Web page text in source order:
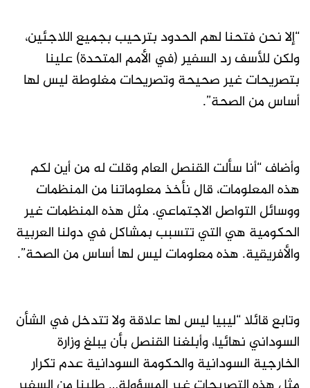
“إلا نحن فتحنا لهم الحدود بترحيب بجميع اللاجئين،
ولكن للأسف رد السفير (في الأمم المتحدة) علينا
بتصريحات غير صحيحة وتصريحات مغلوطة ليس لها
أساس من الصحة”.
وأضاف “أنا سألت القنصل العام وقلت له من أين لكم
هذه المعلومات، قال نأخذ معلوماتنا من المنظمات
ووسائل التواصل الاجتماعي. مثل هذه المنظمات غير
الحكومية هي التي تتسبب بمشاكل في دولنا العربية
والأفريقية. هذه معلومات ليس لها أساس من الصحة”.
وتابع قائلا “ليبيا ليس لها علاقة ولا تتدخل في الشأن
السوداني نهائيا، وأبلغنا القنصل بأن يبلغ وزارة
الخارجية السودانية والحكومة السودانية عدم تكرار